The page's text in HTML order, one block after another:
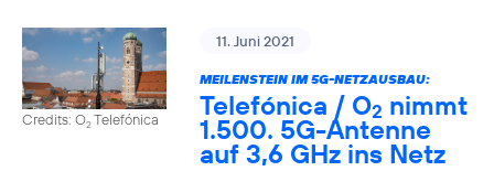
Credits: O2Telefónica
11. Juni 2021
MEILENSTEIN IM 5G-NETZAUSBAU:
Telefónica / O2 nimmt
1.500. 5G-Antenne
auf 3,6 GHz ins Netz